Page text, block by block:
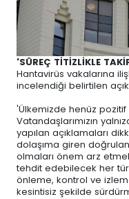
'SÜREÇ TİTİZLİKLE
Hantavirüs vakalarına
incelendiği belirtilen
'Ülkemizde henüz
Vatandaşlarımızın
yapılan açıklamaları
dolaşıma giren
olmaları önem arz
tehdit edebilecek her
önleme, kontrol ve
kesintisiz şekilde